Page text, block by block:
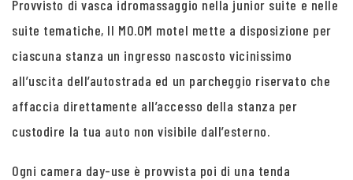
Provvisto di vasca idromassaggio nella junior suite e nelle
suite tematiche, Il MO.OM motel mette a disposizione per
ciascuna stanza un ingresso nascosto vicinissimo
all’uscita dell’autostrada ed un parcheggio riservato che
affaccia direttamente all’accesso della stanza per
custodire la tua auto non visibile dall’esterno.
Ogni camera day-use è provvista poi di una tenda